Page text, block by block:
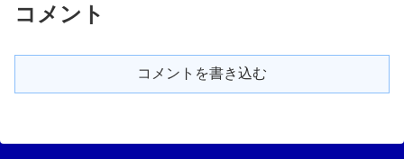
コメント
コメントを書き込む